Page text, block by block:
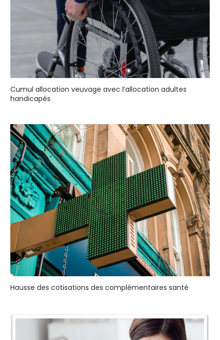
Cumul allocation veuvage avec l’allocation adultes
handicapés
Hausse des cotisations des complémentaires santé